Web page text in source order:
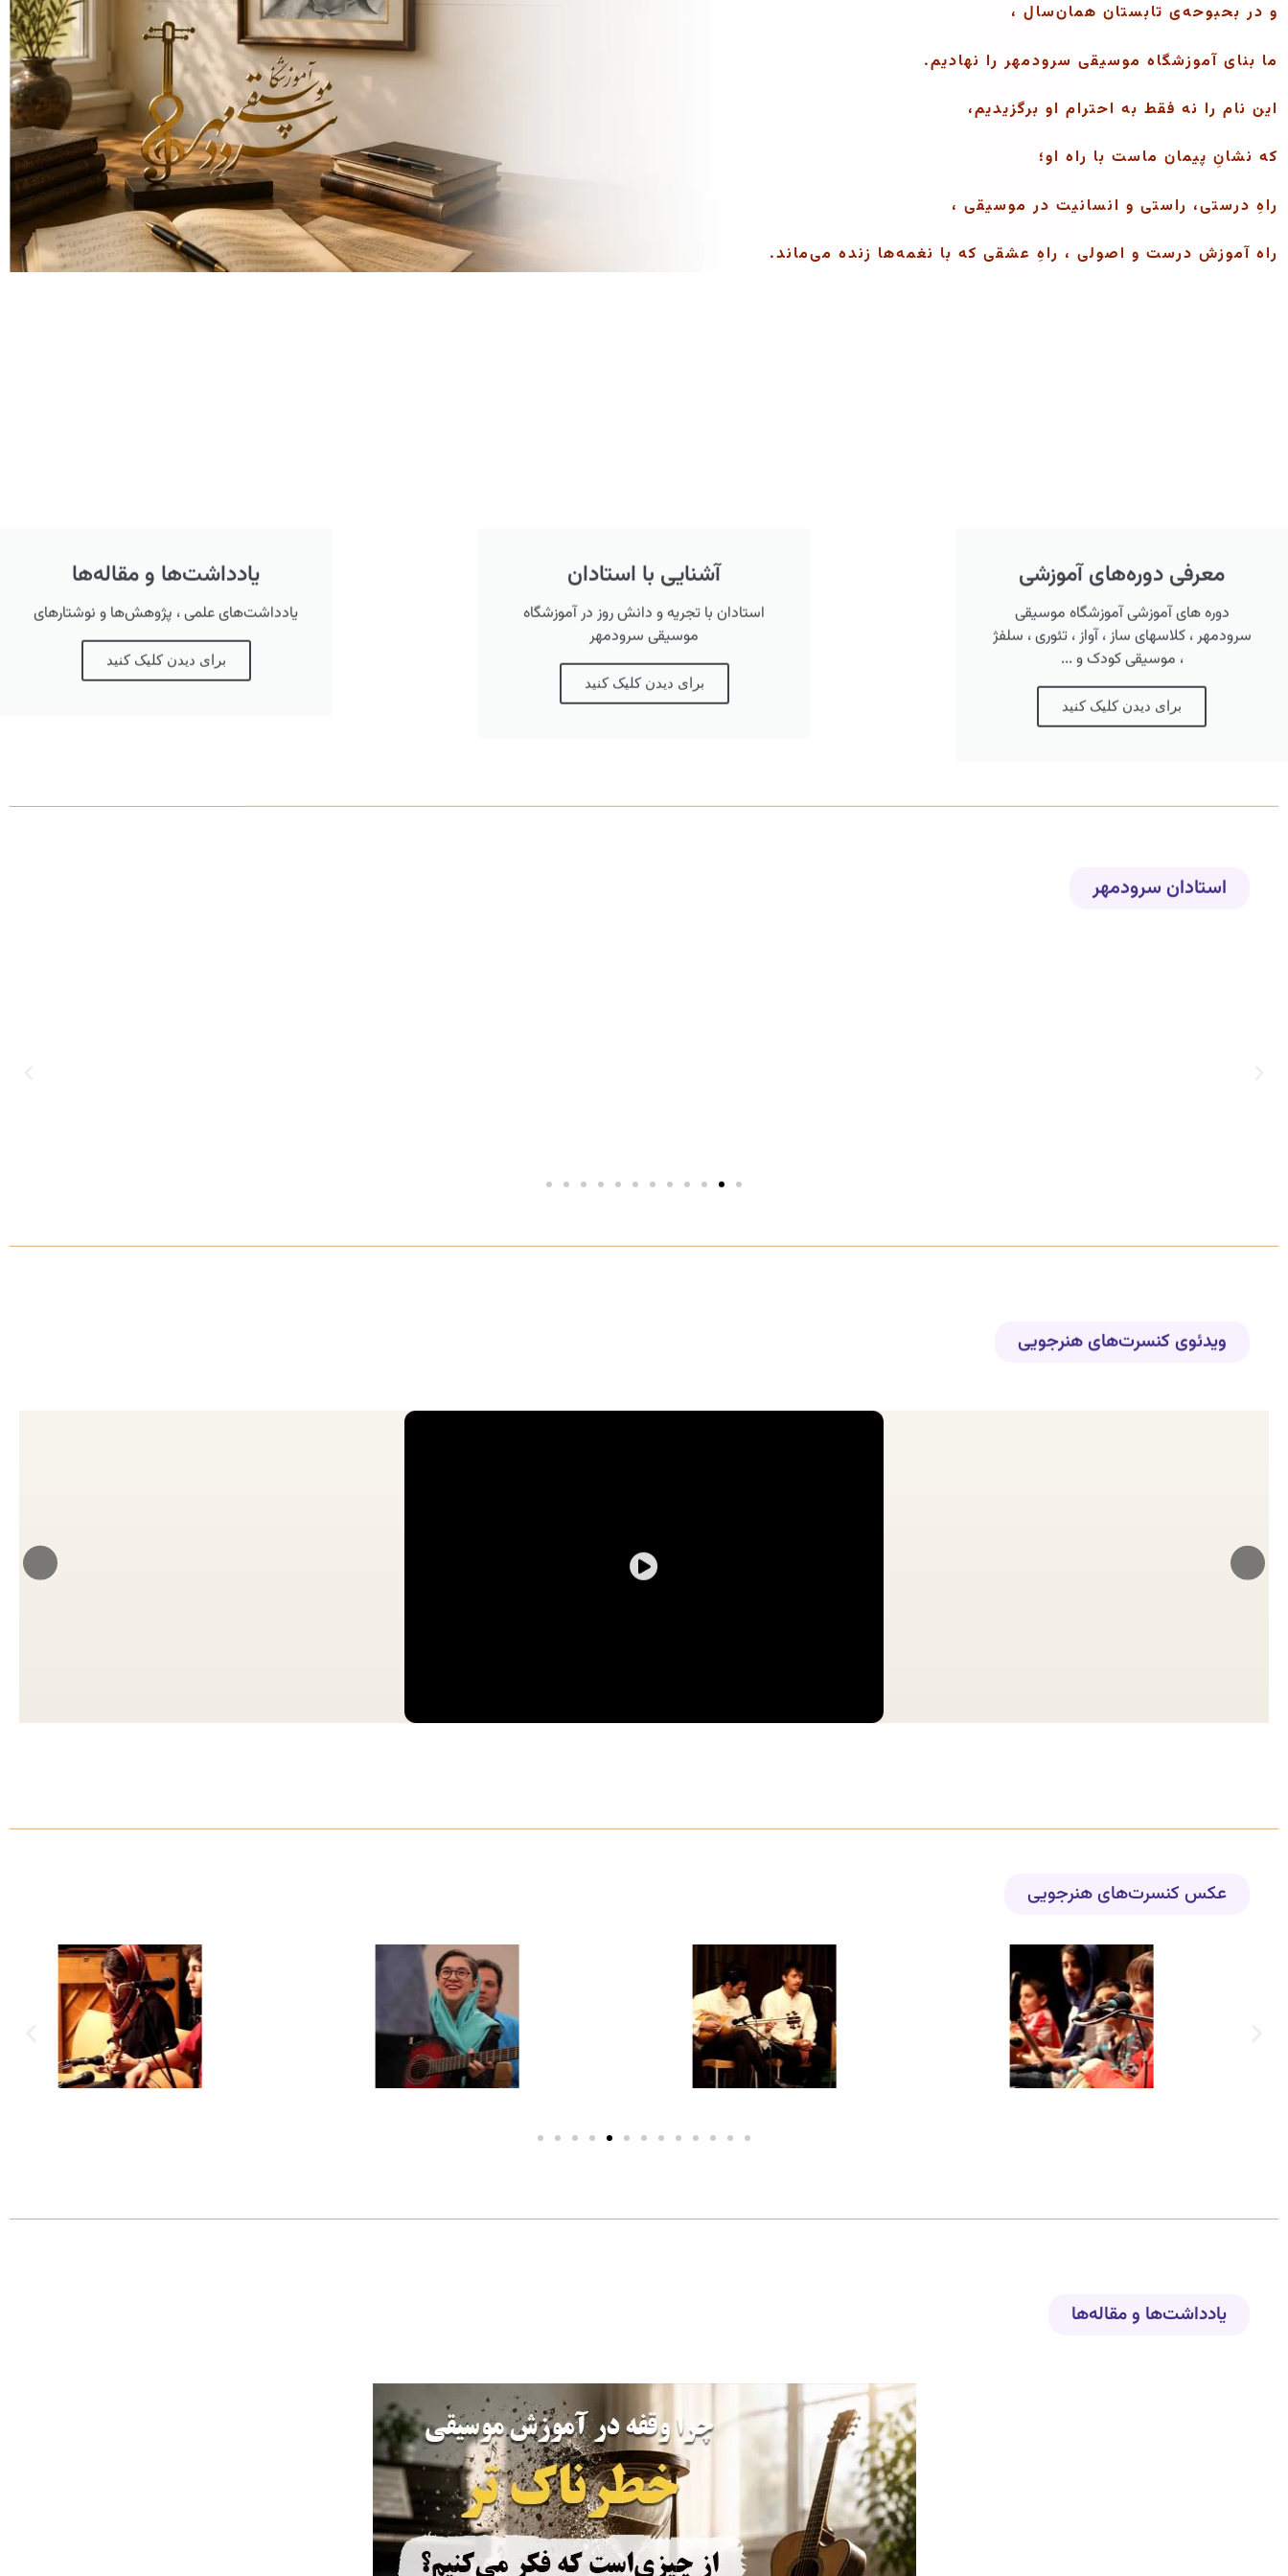
و در بحبوحه‌ی تابستان همان‌سال ،
ما بنای آموزشگاه موسیقی سرودمهر را نهادیم.
این نام را نه فقط به احترام او برگزیدیم،
که نشانِ پیمان ماست با راه او؛
راهِ درستی، راستی و انسانیت در موسیقی ،
راه آموزش درست و اصولی ، راهِ عشقی که با نغمه‌ها زنده می‌ماند.
معرفی دوره‌های آموزشی
دوره های آموزشی آموزشگاه موسیقی
سرودمهر ، کلاسهای ساز ، آواز ، تئوری ، سلفژ
، موسیقی کودک و ...
برای دیدن کلیک کنید
آشنایی با استادان
استادان با تجریه و دانش روز در آموزشگاه
موسیقی سرودمهر
برای دیدن کلیک کنید
یادداشت‌ها و مقاله‌ها
یادداشت‌های علمی ، پژوهش‌ها و نوشتارهای
برای دیدن کلیک کنید
استادان سرودمهر
ویدئوی کنسرت‌های هنرجویی
عکس کنسرت‌های هنرجویی
یادداشت‌ها و مقاله‌ها